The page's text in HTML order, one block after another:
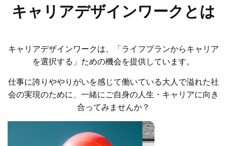
キャリアデザインワークとは
キャリアデザインワークは、「ライフプランからキャリア
を選択する」ための機会を提供しています。
仕事に誇りややりがいを感じて働いている大人で溢れた社
会の実現のために、一緒にご自身の人生・キャリアに向き
合ってみませんか？